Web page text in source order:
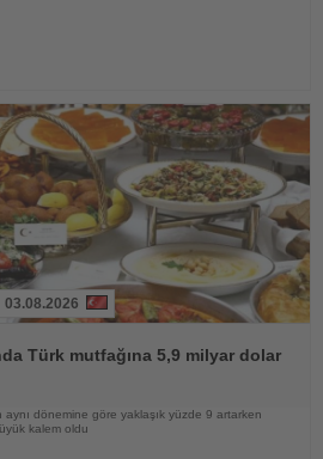
03.08.2026
Türk mutfağına 5,9 milyar dolar
aynı dönemine göre yaklaşık yüzde 9 artarken
kalem oldu